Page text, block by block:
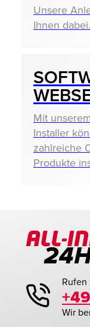
Unsere
Ihnen dabei.
Mit
Installer
zahlreiche
Produkte
Rufen
Wir